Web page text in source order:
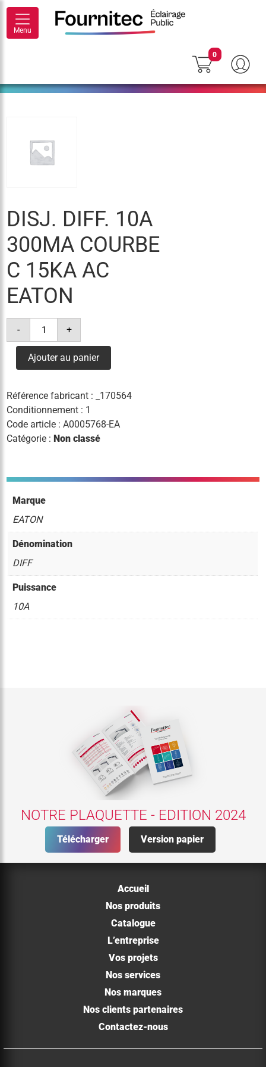
Menu
0
DISJ. DIFF. 10A
300MA COURBE
C 15KA AC
EATON
-
quantité
disj.
10a
300ma
15ka
ac
eaton
+
Ajouter au panier
Référence fabricant :
_170564
Conditionnement : 1
Code article :A0005768-EA
Catégorie :Non classé
Marque
EATON
Dénomination
DIFF
Puissance
10A
NOTRE PLAQUETTE - EDITION 2024
Télécharger Version papier
Accueil
Nos produits
Catalogue
L’entreprise
Vos projets
Nos services
Nos marques
Nos clients partenaires
Contactez-nous